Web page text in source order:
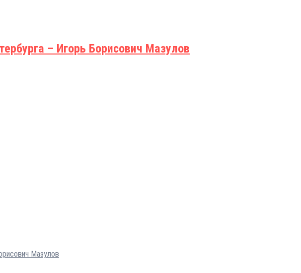
– Игорь Борисович Мазулов
Мазулов